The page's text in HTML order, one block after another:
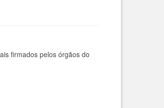
firmados pelos órgãos do